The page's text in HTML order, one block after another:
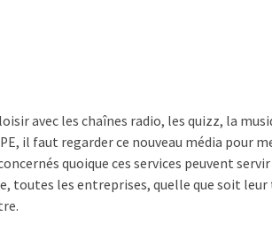
avec les chaînes radio, les quizz, la
il faut regarder ce nouveau média pour
quoique ces services peuvent servir
toutes les entreprises, quelle que soit leur